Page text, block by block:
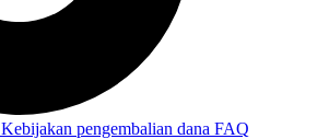
Kebijakan pengembalian dana FAQ